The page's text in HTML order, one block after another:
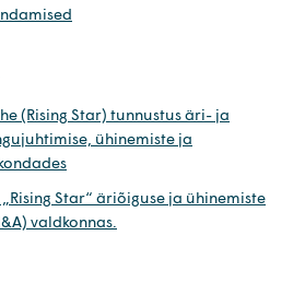
(Rising Star) tunnustus äri- ja
ühinemiste ja
„Rising Star“ äriõiguse ja ühinemiste
valdkonnas.